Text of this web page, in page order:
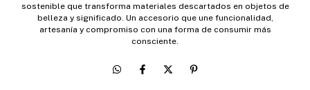
sostenible que transforma materiales descartados en objetos de
belleza y significado. Un accesorio que une funcionalidad,
artesanía y compromiso con una forma de consumir más
consciente.